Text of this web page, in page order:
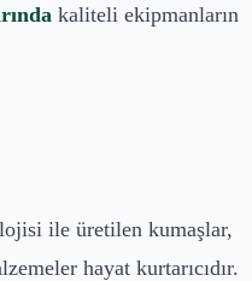
kaliteli ekipmanların
ile üretilen kumaşlar,
hayat kurtarıcıdır.